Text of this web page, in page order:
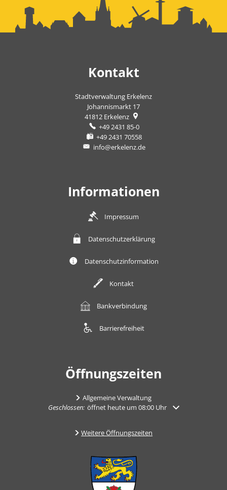
Kontakt
Stadtverwaltung Erkelenz
Johannismarkt 17
41812 Erkelenz
+49 2431 85-0
+49 2431 70558
info@erkelenz.de
Informationen
Impressum
Datenschutzerklärung
Datenschutzinformation
Kontakt
Bankverbindung
Barrierefreiheit
Öffnungszeiten
Allgemeine Verwaltung
Klicken, um weitere Öffnungs- oder Schließzeiten
Geschlossen: öffnet heute um 08:00 Uhr
Weitere Öffnungszeiten